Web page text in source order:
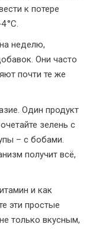
к потере
°C.
неделю,
Они часто
почти те же
Один продукт
зелень с
– с бобами.
получит всё,
и как
эти простые
только вкусным,